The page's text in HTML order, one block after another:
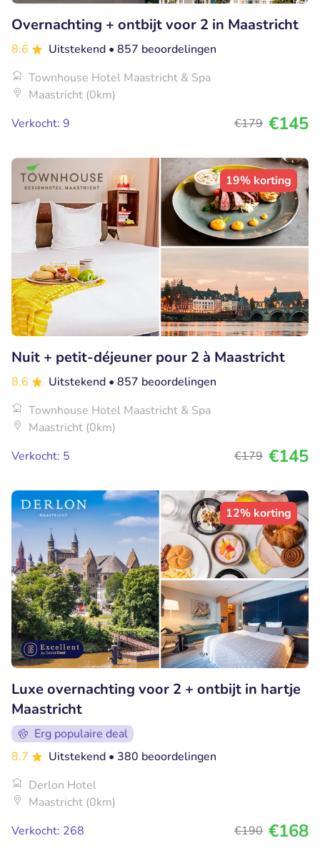
Overnachting + ontbijt voor 2 in Maastricht
8.6 Uitstekend • 857 beoordelingen
Townhouse Hotel Maastricht & Spa
Maastricht (0km)
Verkocht: 9
€179 €145
19% korting
Nuit + petit-déjeuner pour 2 à Maastricht
8.6 Uitstekend • 857 beoordelingen
Townhouse Hotel Maastricht & Spa
Maastricht (0km)
Verkocht: 5
€179 €145
12% korting
Luxe overnachting voor 2 + ontbijt in hartje
Maastricht
Erg populaire deal
8.7
Uitstekend • 380 beoordelingen
Derlon Hotel
Maastricht (0km)
Verkocht: 268
€190 €168